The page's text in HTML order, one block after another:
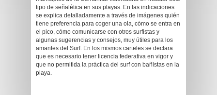
tipo de señalética en sus playas. En las indicaciones
se explica detalladamente a través de imágenes quién
tiene preferencia para coger una ola, cómo se entra en
el pico, cómo comunicarse con otros surfistas y
algunas sugerencias y consejos, muy útiles para los
amantes del Surf. En los mismos carteles se declara
que es necesario tener licencia federativa en vigor y
que no permitida la práctica del surf con bañistas en la
playa.